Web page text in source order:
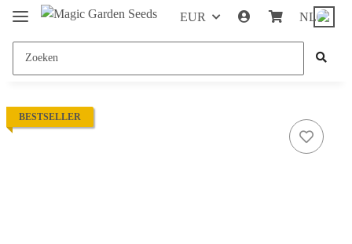
EUR NL
BESTSELLER